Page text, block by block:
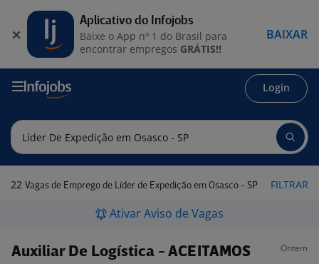
Login
22 Vagas de Emprego de Líder de Expedição em Osasco - SP FILTRAR
Ativar Aviso de Vagas
Auxiliar De Logística - ACEITAMOS
Ontem
Aplicativo do Infojobs
Baixe o App nº 1 do Brasil para
encontrar empregos GRÁTIS!!
BAIXAR